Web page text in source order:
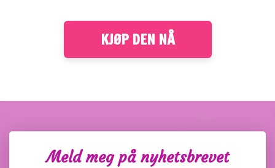
KJØP DEN NÅ
Meld meg på nyhetsbrevet